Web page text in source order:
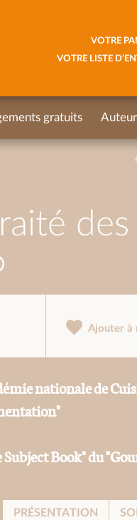
des
Ajouter à
nationale de
Book" du
PRÉSENTATION
VOTRE
VOTRE LISTE
gratuits